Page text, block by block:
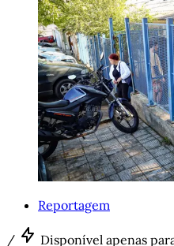
Reportagem
/ Disponível apenas